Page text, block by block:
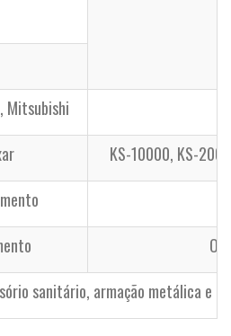
Mitsubishi
KS-10000, KS-
sanitário, armação metálica e